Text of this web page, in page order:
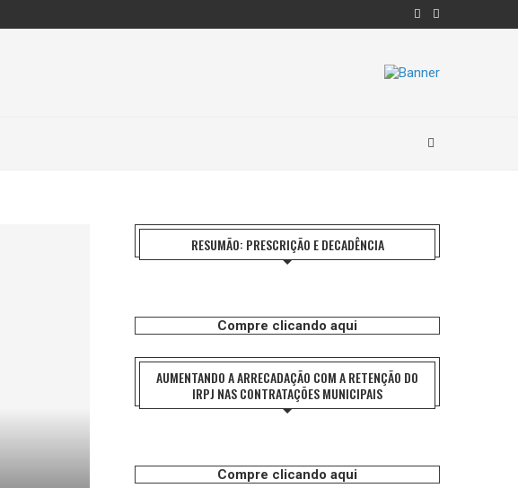
RESUMÃO: PRESCRIÇÃO E DECADÊNCIA
Compre clicando aqui
AUMENTANDO A ARRECADAÇÃO COM A RETENÇÃO DO
IRPJ NAS CONTRATAÇÕES MUNICIPAIS
Compre clicando aqui